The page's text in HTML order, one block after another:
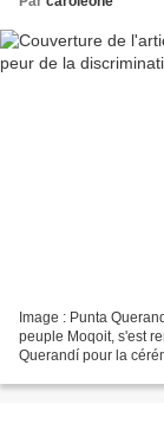
Image : Punta
peuple Moqoit, s'est
Querandí pour la